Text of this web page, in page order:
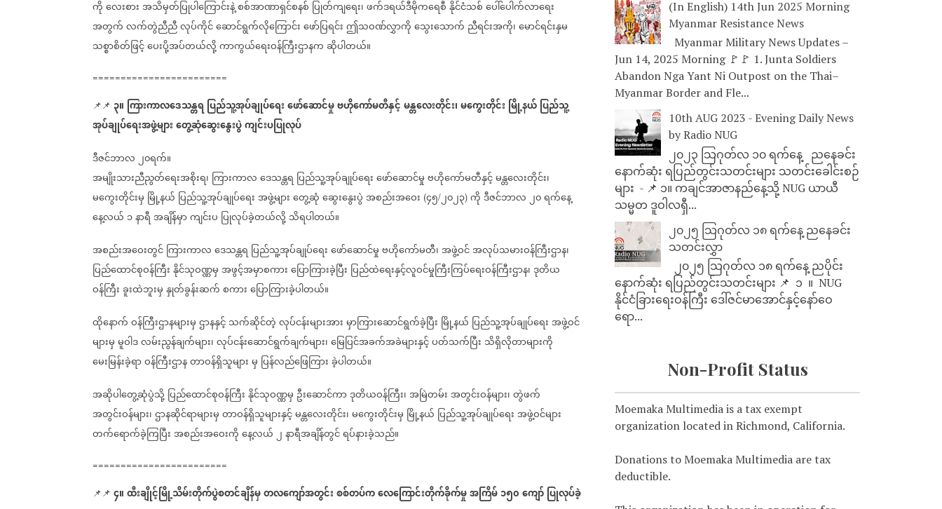
ကိုလေးစားအသိမှတ်ပြုပါကြောင်းနဲ့စစ်အာဏာရှင်စနစ် ပြုတ်ကျရေး၊ဖက်ဒရယ်ဒီမိုကရေစီနိုင်ငံသစ်ပေါ်ပေါက်လာရေး
အတွက်လက်တွဲညီညီလုပ်ကိုင်ဆောင်ရွက်လိုကြောင်းဖော်ပြရင်းဤသဝဏ်လွှာကိုသွေးသောက် ညီရင်းအကို၊မောင်ရင်းနှမ
သစ္စာစိတ်ဖြင့်ပေးပို့အပ်တယ်လို့ကာကွယ်ရေးဝန်ကြီးဌာနကဆိုပါတယ်။
========================
📌📌 ၃။ ကြားကာလဒေသန္တရ ပြည်သူ့အုပ်ချုပ်ရေးဖော်ဆောင်မှုဗဟိုကော်မတီနှင့်မန္တလေးတိုင်း၊မကွေးတိုင်း မြို့နယ်ပြည်သူ့
အုပ်ချုပ်ရေးအဖွဲ့များတွေ့ဆုံဆွေးနွေးပွဲကျင်းပပြုလုပ်
ဒီဇင်ဘာလ၂၀ရက်။
အမျိုးသားညီညွတ်ရေးအစိုးရ၊ ကြားကာလဒေသန္တရ ပြည်သူ့အုပ်ချုပ်ရေးဖော်ဆောင်မှုဗဟိုကော်မတီနှင့်မန္တလေးတိုင်း၊
မကွေးတိုင်းမှ မြို့နယ် ပြည်သူ့အုပ်ချုပ်ရေးအဖွဲ့များတွေ့ဆုံဆွေးနွေးပွဲအစည်းအဝေး (၄၅/၂၀၂၃) ကိုဒီဇင်ဘာလ၂၀ရက်နေ့
နေ့လယ် ၁နာရီအချိန်မှာကျင်းပ ပြုလုပ်ခဲ့တယ်လို့သိရပါတယ်။
အစည်းအဝေးတွင်ကြားကာလဒေသန္တရ ပြည်သူ့အုပ်ချုပ်ရေးဖော်ဆောင်မှုဗဟိုကော်မတီ၊အဖွဲ့ဝင်အလုပ်သမားဝန်ကြီးဌာန၊
ပြည်ထောင်စုဝန်ကြီးနိုင်သုဝဏ္ဏမှအဖွင့်အမှာစကားပြောကြားခဲ့ပြီး ပြည်ထဲရေးနှင့်လူဝင်မှုကြီးကြပ်ရေးဝန်ကြီးဌာန၊ဒုတိယ
ဝန်ကြီးခူးထဲဘူးမှနှုတ်ခွန်းဆက်စကားပြောကြားခဲ့ပါတယ်။
ထိုနောက်ဝန်ကြီးဌာနများမှဌာနနှင့်သက်ဆိုင်တဲ့လုပ်ငန်းများအားမှာကြားဆောင်ရွက်ခဲ့ပြီး မြို့နယ် ပြည်သူ့အုပ်ချုပ်ရေးအဖွဲ့ဝင်
များမှမူဝါဒလမ်းညွန်ချက်များ၊လုပ်ငန်းဆောင်ရွက်ချက်များ၊မြေပြင်အခက်အခဲများနှင့်ပတ်သက်ပြီး သိရှိလိုတာများကို
မေးမြန်းခဲ့ရာဝန်ကြီးဌာနတာဝန်ရှိသူများမှ ပြန်လည်ဖြေကြားခဲ့ပါတယ်။
အဆိုပါတွေ့ဆုံပွဲသို့ပြည်ထောင်စုဝန်ကြီးနိုင်သုဝဏ္ဏမှ ဦးဆောင်ကာဒုတိယဝန်ကြီး၊အမြဲတမ်းအတွင်းဝန်များ၊တွဲဖက်
အတွင်းဝန်များ၊ဌာနဆိုင်ရာများမှတာဝန်ရှိသူများနှင့်မန္တလေးတိုင်း၊မကွေးတိုင်းမှ မြို့နယ် ပြည်သူ့အုပ်ချုပ်ရေးအဖွဲ့ဝင်များ
တက်ရောက်ခဲ့ကြပြီးအစည်းအဝေးကိုနေ့လယ်၂နာရီအချိန်တွင်‌ရပ်နားခဲ့သည်။
========================
📌📌 ၄။ထီးချိုင့်မြို့သိမ်းတိုက်ပွဲစတင်ချိန်မှတလကျော်အတွင်းစစ်တပ်ကလေကြောင်းတိုက်ခိုက်မှုအကြိမ်၁၅၀ကျော်ပြုလုပ်ခဲ့
(In English) 14th Jun 2025 Morning
Myanmar Resistance News
Myanmar Military News Updates –
Jun 14, 2025 Morning 🚩🚩 1. Junta Soldiers
Abandon Nga Yant Ni Outpost on the Thai–
Myanmar Border and Fle...
10th AUG 2023 - Evening Daily News
by Radio NUG
၂၀၂၃ သြဂုတ်လ ၁၀ ရက်နေ့ ညနေခင်း
နောက်ဆုံး ရပြည်တွင်းသတင်းများ သတင်းခေါင်းစဉ်
များ - 📌 ၁။ ကချင်အာဇာနည်နေ့သို့ NUG ယာယီ
သမ္မတ ဒူဝါလရှီ...
၂၀၂၅ သြဂုတ်လ ၁၈ ရက်နေ့ ညနေခင်း
သတင်းလွှာ
၂၀၂၅ သြဂုတ်လ ၁၈ ရက်နေ့ ညပိုင်း
နောက်ဆုံး ရပြည်တွင်းသတင်းများ 📌 ⁨⁨⁨⁨ ၁ ⁨ ။ ⁨ NUG
နိုင်ငံခြားရေးဝန်ကြီး ဒေါ်ဇင်မာအောင်နှင့်နော်ဝေ
ရော...
Non-Profit Status
Moemaka Multimedia is a tax exempt
organization located in Richmond, California.
Donations to Moemaka Multimedia are tax
deductible.